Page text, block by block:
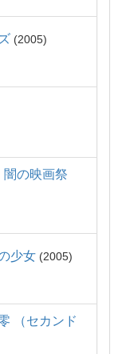
2005
の映画祭
少女 2005
（セカンド